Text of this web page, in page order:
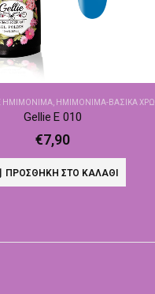
ΗΜΙΜΌΝΙΜΑ, ΗΜΙΜΌΝΙΜΑ-ΒΑΣΙΚΆ ΧΡΏΜΑΤΑ
Gellie E 010
€7,90
ΠΡΟΣΘΉΚΗ ΣΤΟ ΚΑΛΆΘΙ